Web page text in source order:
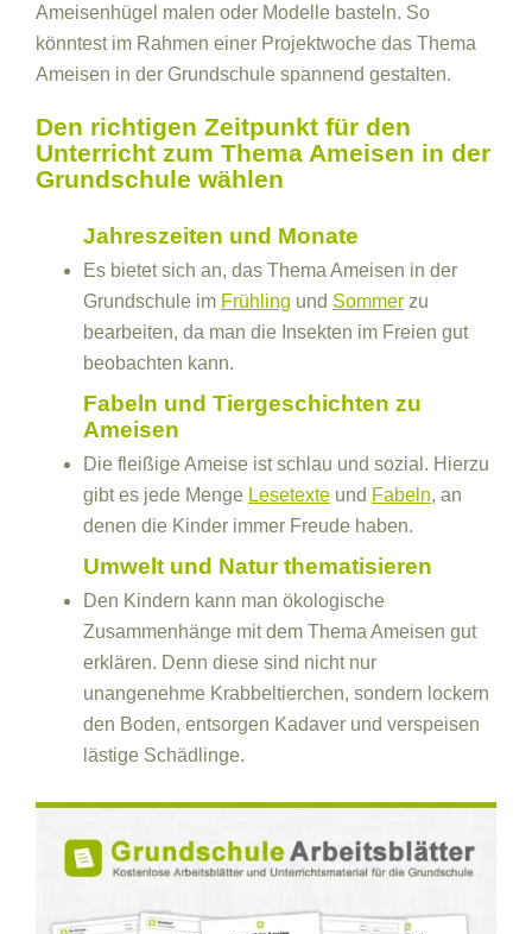
Ameisenhügel malen oder Modelle basteln. So
könntest im Rahmen einer Projektwoche das Thema
Ameisen in der Grundschule spannend gestalten.
Den richtigen Zeitpunkt für den
Unterricht zum Thema Ameisen in der
Grundschule wählen
Jahreszeiten und Monate
Es bietet sich an, das Thema Ameisen in der
Grundschule im Frühling und Sommer zu
bearbeiten, da man die Insekten im Freien gut
beobachten kann.
Fabeln und Tiergeschichten zu
Ameisen
Die fleißige Ameise ist schlau und sozial. Hierzu
gibt es jede Menge Lesetexte und Fabeln, an
denen die Kinder immer Freude haben.
Umwelt und Natur thematisieren
Den Kindern kann man ökologische
Zusammenhänge mit dem Thema Ameisen gut
erklären. Denn diese sind nicht nur
unangenehme Krabbeltierchen, sondern lockern
den Boden, entsorgen Kadaver und verspeisen
lästige Schädlinge.